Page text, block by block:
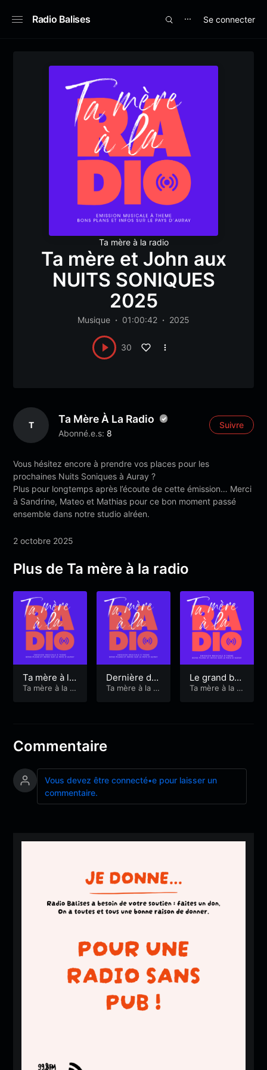
Radio Balises ⋯ Se connecter
Ta mère à la radio
Ta mère et John aux
NUITS SONIQUES
2025
Musique 01:00:42 2025
30
T Ta Mère À La Radio
Abonné.e.s: 8
Suivre
Vous hésitez encore à prendre vos places pour les
prochaines Nuits Soniques à Auray ?
Plus pour longtemps après l’écoute de cette émission… Merci
à Sandrine, Mateo et Mathias pour ce bon moment passé
ensemble dans notre studio alréen.
2 octobre 2025
Plus de Ta mère à la radio
Ta mère à la
radio 2
Ta mère à la ra
Dernière de
l’année : mai
Ta mère à la ra
Le grand be
eeelement…
Ta mère à la ra
Commentaire
Vous devez être connecté•e pour laisser un
commentaire.